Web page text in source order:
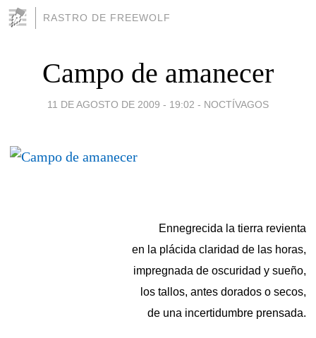
RASTRO DE FREEWOLF
Campo de amanecer
11 DE AGOSTO DE 2009 - 19:02 - NOCTÍVAGOS
Ennegrecida la tierra revienta
en la plácida claridad de las horas,
impregnada de oscuridad y sueño,
los tallos, antes dorados o secos,
de una incertidumbre prensada.